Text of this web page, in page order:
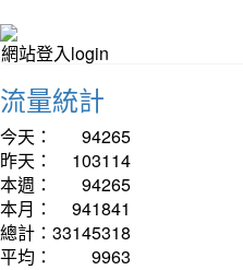
網站登入login
流量統計
今天：
94265
昨天：
103114
本週：
94265
本月：
941841
總計： 33145318
平均：
9963